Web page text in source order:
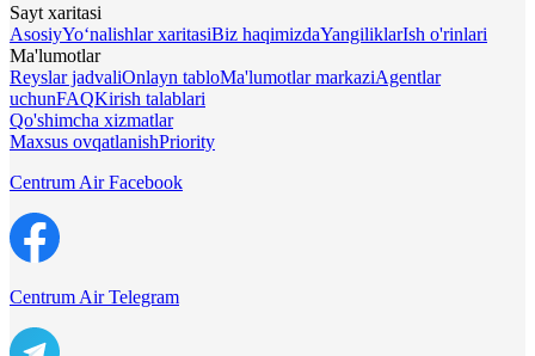
Sayt xaritasi
AsosiyYo‘nalishlar xaritasiBiz haqimizdaYangiliklarIsh o'rinlari
Ma'lumotlar
Reyslar jadvaliOnlayn tabloMa'lumotlar markaziAgentlar
uchunFAQKirish talablari
Qo'shimcha xizmatlar
Maxsus ovqatlanishPriority
Centrum Air Facebook
Centrum Air Telegram